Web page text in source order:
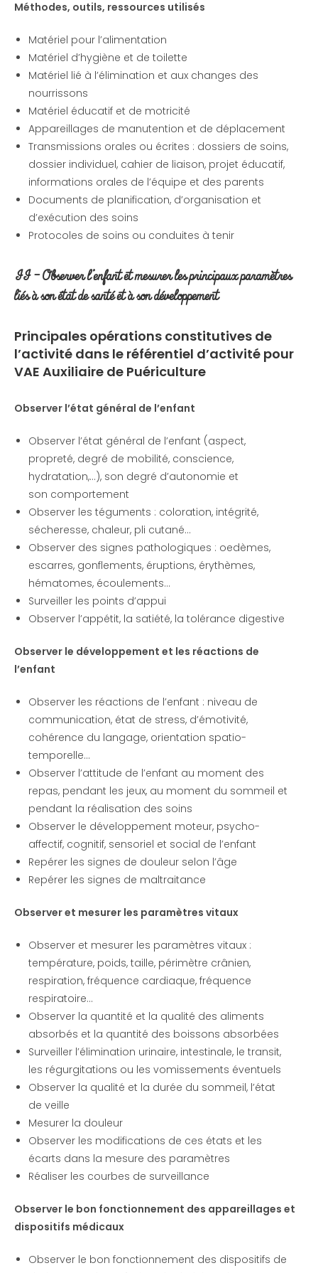
Méthodes, outils, ressources utilisés
Matériel pour l’alimentation
Matériel d’hygiène et de toilette
Matériel lié à l’élimination et aux changes des
nourrissons
Matériel éducatif et de motricité
Appareillages de manutention et de déplacement
Transmissions orales ou écrites : dossiers de soins,
dossier individuel, cahier de liaison, projet éducatif,
informations orales de l’équipe et des parents
Documents de planification, d’organisation et
d’exécution des soins
Protocoles de soins ou conduites à tenir
II– Observer l’enfant et mesurer les principaux paramètres
liés à sonétat de santé et à son développement
Principales opérations constitutives de
l’activité dans le référentiel d’activité pour
VAE Auxiliaire de Puériculture
Observer l’état général de l’enfant
Observer l’état général de l’enfant (aspect,
propreté, degré de mobilité, conscience,
hydratation,…), son degré d’autonomie et
son comportement
Observer les téguments : coloration, intégrité,
sécheresse, chaleur, pli cutané…
Observer des signes pathologiques : oedèmes,
escarres, gonflements, éruptions, érythèmes,
hématomes, écoulements…
Surveiller les points d’appui
Observer l’appétit, la satiété, la tolérance digestive
Observer le développement et les réactions de
l’enfant
Observer les réactions de l’enfant : niveau de
communication, état de stress, d’émotivité,
cohérence du langage, orientation spatio-
temporelle…
Observer l’attitude de l’enfant au moment des
repas, pendant les jeux, au moment du sommeil et
pendant la réalisation des soins
Observer le développement moteur, psycho-
affectif, cognitif, sensoriel et social de l’enfant
Repérer les signes de douleur selon l’âge
Repérer les signes de maltraitance
Observer et mesurer les paramètres vitaux
Observer et mesurer les paramètres vitaux :
température, poids, taille, périmètre crânien,
respiration, fréquence cardiaque, fréquence
respiratoire…
Observer la quantité et la qualité des aliments
absorbés et la quantité des boissons absorbées
Surveiller l’élimination urinaire, intestinale, le transit,
les régurgitations ou les vomissements éventuels
Observer la qualité et la durée du sommeil, l’état
de veille
Mesurer la douleur
Observer les modifications de ces états et les
écarts dans la mesure des paramètres
Réaliser les courbes de surveillance
Observer le bon fonctionnement des appareillages et
dispositifs médicaux
Observer le bon fonctionnement des dispositifs de